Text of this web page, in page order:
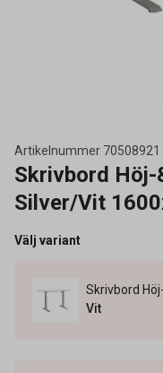
Artikelnummer 70508921
Skrivbord Höj-
Silver/Vit
Välj variant
Vit